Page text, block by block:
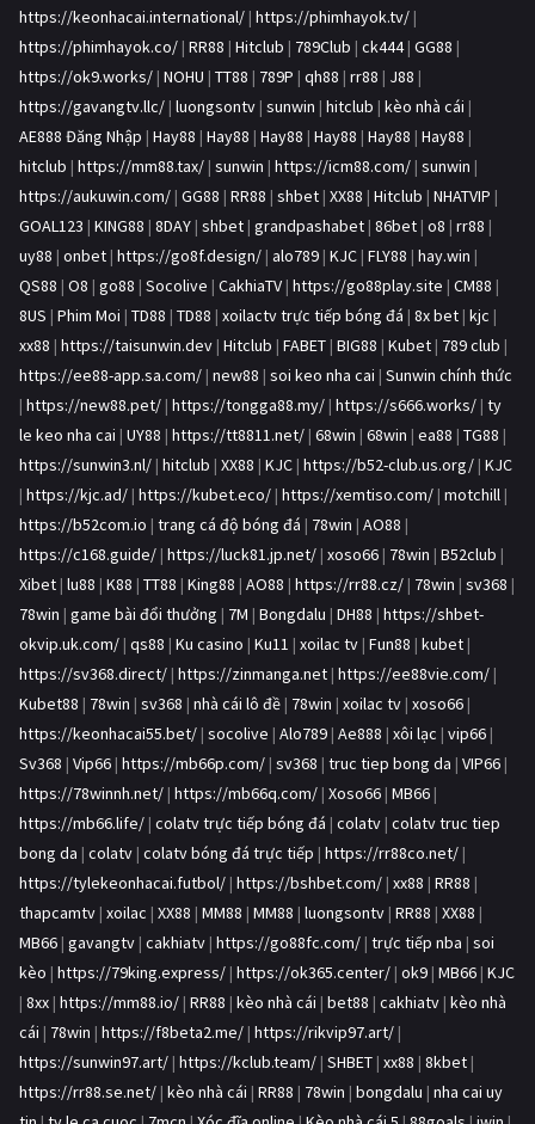
https://keonhacai.international/ | https://phimhayok.tv/ |
https://phimhayok.co/ | RR88 | Hitclub | 789Club | ck444| GG88 |
https://ok9.works/ | NOHU | TT88 | 789P | qh88 | rr88 | J88 |
https://gavangtv.llc/ | luongsontv | sunwin | hitclub | kèo nhà cái |
AE888 Đăng Nhập | Hay88 | Hay88 | Hay88 | Hay88 | Hay88 | Hay88 |
hitclub | https://mm88.tax/ | sunwin | https://icm88.com/ | sunwin |
https://aukuwin.com/ | GG88 | RR88 | shbet | XX88 | Hitclub | NHATVIP |
GOAL123 | KING88 | 8DAY | shbet | grandpashabet | 86bet | o8 | rr88 |
uy88 | onbet | https://go8f.design/ | alo789 | KJC | FLY88 | hay.win |
QS88 | O8 | go88 | Socolive | CakhiaTV | https://go88play.site | CM88 |
8US | Phim Moi | TD88 | TD88 | xoilactv trực tiếp bóng đá | 8x bet | kjc |
xx88 | https://taisunwin.dev | Hitclub | FABET | BIG88 | Kubet | 789 club |
https://ee88-app.sa.com/ | new88 | soi keo nha cai | Sunwin chính thức
| https://new88.pet/ | https://tongga88.my/ | https://s666.works/ | ty
le keo nha cai | UY88 | https://tt8811.net/ | 68win | 68win | ea88 | TG88 |
https://sunwin3.nl/ | hitclub | XX88 | KJC | https://b52-club.us.org/ | KJC
| https://kjc.ad/ | https://kubet.eco/ | https://xemtiso.com/ | motchill |
https://b52com.io | trang cá độ bóng đá | 78win | AO88 |
https://c168.guide/ | https://luck81.jp.net/ | xoso66 | 78win | B52club |
Xibet | lu88 | K88 | TT88 | King88 | AO88 | https://rr88.cz/ | 78win | sv368 |
78win | game bài đổi thưởng | 7M | Bongdalu | DH88 | https://shbet-
okvip.uk.com/ | qs88 | Ku casino | Ku11 | xoilac tv | Fun88 | kubet |
https://sv368.direct/ | https://zinmanga.net | https://ee88vie.com/ |
Kubet88 | 78win | sv368 | nhà cái lô đề | 78win | xoilac tv | xoso66 |
https://keonhacai55.bet/ | socolive | Alo789 | Ae888 | xôi lạc | vip66 |
Sv368 | Vip66 | https://mb66p.com/ | sv368 | truc tiep bong da | VIP66 |
https://78winnh.net/ | https://mb66q.com/ | Xoso66 | MB66 |
https://mb66.life/ | colatv trực tiếp bóng đá | colatv | colatv truc tiep
bong da | colatv | colatv bóng đá trực tiếp | https://rr88co.net/ |
https://tylekeonhacai.futbol/ | https://bshbet.com/ | xx88 | RR88 |
thapcamtv | xoilac | XX88 | MM88 | MM88 | luongsontv | RR88 | XX88 |
MB66 | gavangtv | cakhiatv | https://go88fc.com/ | trực tiếp nba | soi
kèo | https://79king.express/ | https://ok365.center/ | ok9 | MB66 | KJC
| 8xx | https://mm88.io/ | RR88 | kèo nhà cái | bet88 | cakhiatv | kèo nhà
cái | 78win | https://f8beta2.me/ | https://rikvip97.art/ |
https://sunwin97.art/ | https://kclub.team/ | SHBET | xx88 | 8kbet |
https://rr88.se.net/ | kèo nhà cái | RR88 | 78win | bongdalu | nha cai uy